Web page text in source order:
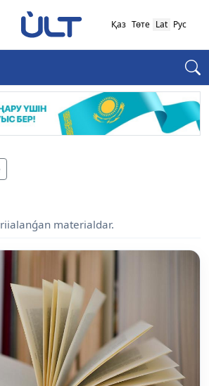
Қаз Төте Lat Рус
materialdar.